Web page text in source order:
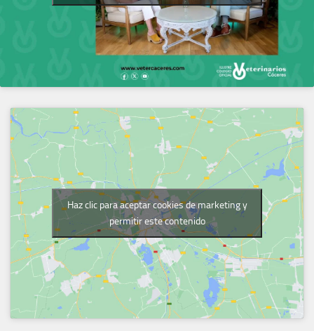
Haz clic para aceptar cookies de marketing y
permitir este contenido